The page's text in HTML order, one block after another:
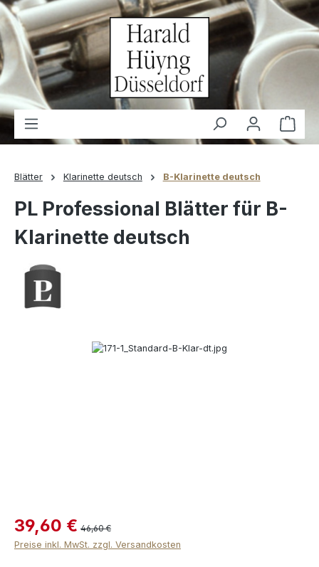
springen
Blätter Klarinette deutsch B-Klarinette deutsch
PL Professional Blätter für B-
Klarinette deutsch
Bildergalerie überspringen
39,60 € 46,60 €
Preise inkl. MwSt. zzgl. Versandkosten